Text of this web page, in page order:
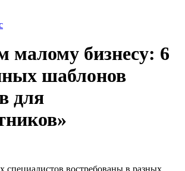
малому бизнесу: 6
шаблонов
для
специалистов востребованы в разных